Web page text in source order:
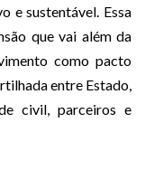
e sustentável. Essa
que vai além da
como pacto
entre Estado,
civil, parceiros e